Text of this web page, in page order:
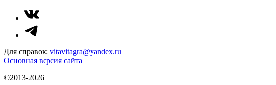
Для справок: vitavitagra@yandex.ru
Основная версия сайта
©2013-2026